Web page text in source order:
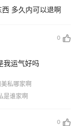
多久内可以退啊
0
我运气好吗
美私哪家啊
是谁家啊
0